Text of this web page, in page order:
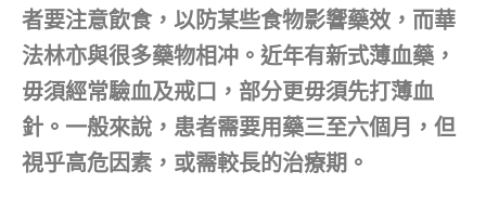
者要注意飲食，以防某些食物影響藥效，而華
法林亦與很多藥物相冲。近年有新式薄血藥，
毋須經常驗血及戒口，部分更毋須先打薄血
針。一般來說，患者需要用藥三至六個月，但
視乎高危因素，或需較長的治療期。